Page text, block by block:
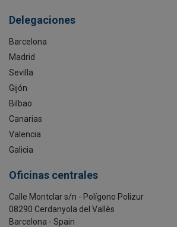
Delegaciones
Barcelona
Madrid
Sevilla
Gijón
Bilbao
Canarias
Valencia
Galicia
Oficinas centrales
Calle Montclar s/n - Polígono Polizur
08290 Cerdanyola del Vallès
Barcelona - Spain